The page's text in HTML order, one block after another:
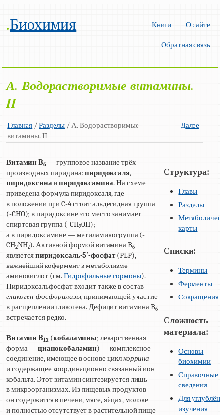
.Биохимия Книги О сайте
Обратная связь
А. Водорастворимые витамины.
II
Главная / —Далее
Разделы / А. Водорастворимые
витамины. II
Витамин B6 — групповое название трёх
производных пиридина:пиридоксаля,
пиридоксинаипиридоксамина. На схеме
приведена формула пиридоксаля, где
в положении при C-4 стоит альдегидная группа
(-CHO); в пиридоксине это место занимает
спиртовая группа (-CH2OH);
а в пиридоксамине — метиламиногруппа (-
CH2NH2). Активной формой витамина B6
являетсяпиридоксаль-5′-фосфат(PLP),
важнейший кофермент в метаболизме
аминокислот (см.Гидрофильные гормоны).
Пиридоксальфосфат входит также в состав
гликоген-фосфорилазы, принимающей участие
в расщеплении гликогена. Дефицит витамина B6
встречается редко.
Витамин B12 (кобаламины; лекарственная
форма —цианокобаламин) — комплексное
соединение, имеющее в основе циклкоррина
и содержащее координационно связанный ион
кобальта. Этот витамин синтезируется лишь
в микроорганизмах. Из пищевых продуктов
он содержится в печени, мясе, яйцах, молоке
и полностью отсутствует в растительной пище
Структура:
Главы
Разделы
карты
Списки:
Термины
Ферменты
Сокращения
Сложность
материала:
Основы
биохимии
Справочные
сведения
Для
изучения